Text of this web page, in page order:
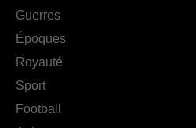
Guerres
Époques
Royauté
Sport
Football